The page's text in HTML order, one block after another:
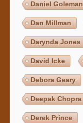
Daniel Goleman
Dan Millman
Darynda Jones
David Icke
Debora Geary
Deepak Chopra
Derek Prince